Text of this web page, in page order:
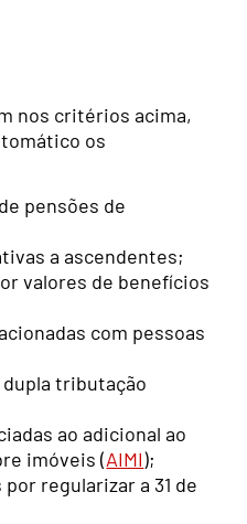
nos critérios acima,
os
pensões de
a ascendentes;
valores de benefícios
com pessoas
tributação
ao adicional ao
imóveis (AIMI);
regularizar a 31 de